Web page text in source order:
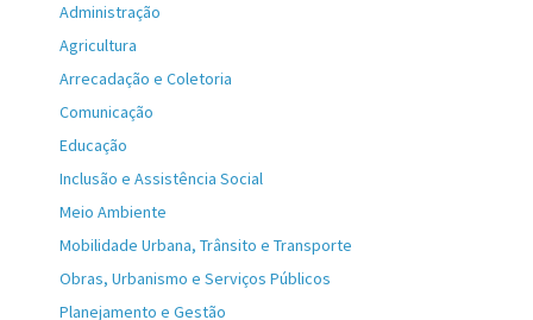
Administração
Agricultura
Arrecadação e Coletoria
Comunicação
Educação
Inclusão e Assistência Social
Meio Ambiente
Mobilidade Urbana, Trânsito e Transporte
Obras, Urbanismo e Serviços Públicos
Planejamento e Gestão